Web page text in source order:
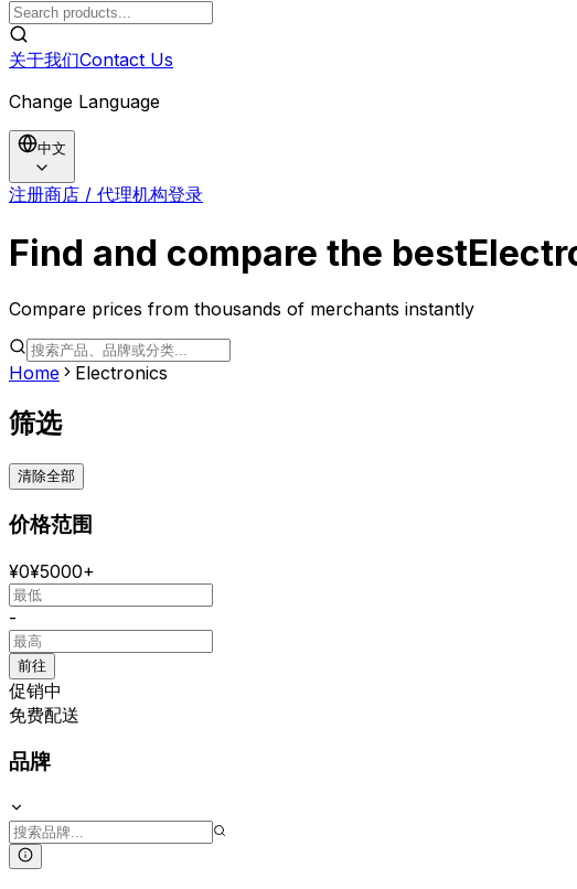
关于我们Contact Us
Change Language
中文
注册商店 / 代理机构登录
Find and compare the best
Compare prices from thousands of merchants instantly
Home Electronics
筛选
清除全部
价格范围
¥0¥5000+
-
前往
促销中
免费配送
品牌